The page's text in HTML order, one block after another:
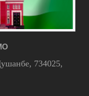
734025,